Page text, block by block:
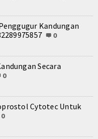
Kandungan
0
Secara
0
Cytotec Untuk
0